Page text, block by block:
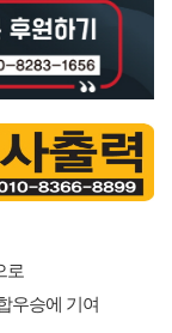
로
우승에 기여